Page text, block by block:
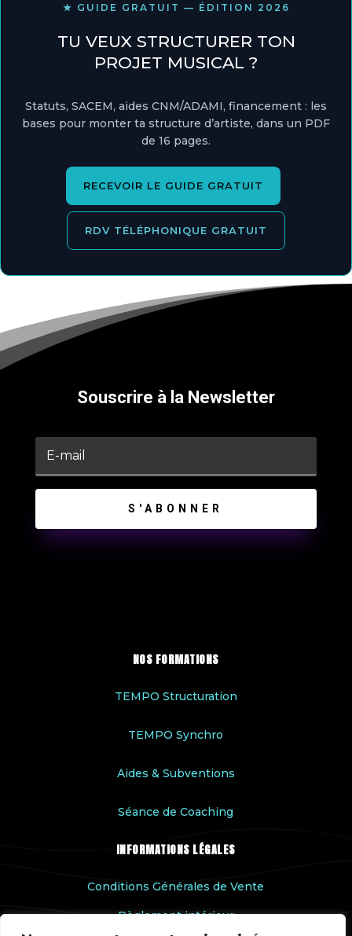
★ GUIDE GRATUIT — ÉDITION 2026
TU VEUX STRUCTURER TON
PROJET MUSICAL ?
Statuts, SACEM, aides CNM/ADAMI, financement : les
bases pour monter ta structure d’artiste, dans un PDF
de 16 pages.
RECEVOIR LE GUIDE GRATUIT
RDV TÉLÉPHONIQUE GRATUIT
Souscrire à la Newsletter
S'ABONNER
NOS FORMATIONS
TEMPO Structuration
TEMPO Synchro
Aides & Subventions
Séance de Coaching
INFORMATIONS LÉGALES
Conditions Générales de Vente
Règlement intérieur